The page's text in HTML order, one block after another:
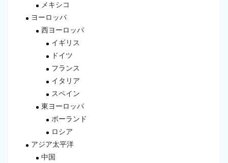
メキシコ
ヨーロッパ
西ヨーロッパ
イギリス
ドイツ
フランス
イタリア
スペイン
東ヨーロッパ
ポーランド
ロシア
アジア太平洋
中国